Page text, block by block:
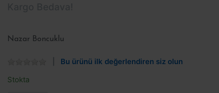
Nazar Boncuklu
Bu ürünü ilk değerlendiren siz olun
Stokta